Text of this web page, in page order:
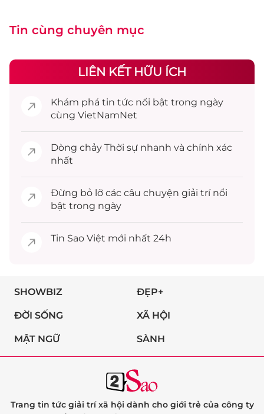
Tin cùng chuyên mục
LIÊN KẾT HỮU ÍCH
Khám phá tin tức nổi bật trong ngày
cùng VietNamNet
Dòng chảy Thời sự nhanh và chính xác
nhất
Đừng bỏ lỡ các câu chuyện giải trínổi
bật trong ngày
Tin Sao Việt mới nhất 24h
SHOWBIZ ĐẸP+
ĐỜI SỐNG XÃ HỘI
MẬT NGỮ SÀNH
Trang tin tức giải trí xã hội dành cho giới trẻ của công ty